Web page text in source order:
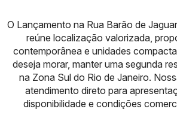
O Lançamento na Rua Barão de
reúne localização valorizada,
contemporânea e unidades
deseja morar, manter uma segunda
na Zona Sul do Rio de Janeiro.
atendimento direto para
disponibilidade e condições